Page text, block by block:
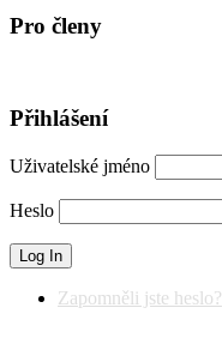
Pro členy
Přihlášení
Uživatelské jméno
Heslo
Zapomněli jste heslo?